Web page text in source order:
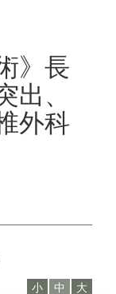
》長
出、
外科
小 中 大